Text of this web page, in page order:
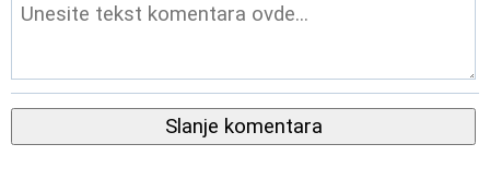
Slanje komentara